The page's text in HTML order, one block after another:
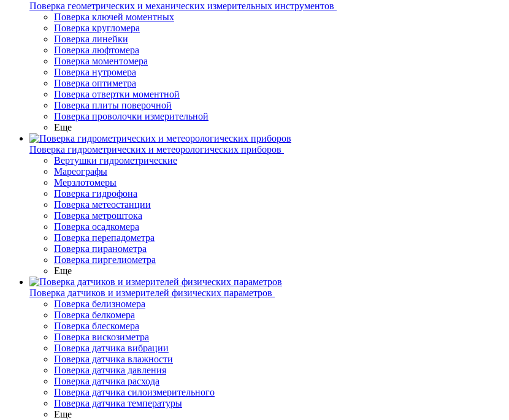
Поверка геометрических и механических измерительных инструментов
Поверка ключей моментных
Поверка кругломера
Поверка линейки
Поверка люфтомера
Поверка моментомера
Поверка нутромера
Поверка оптиметра
Поверка отвертки моментной
Поверка плиты поверочной
Поверка проволочки измерительной
Еще
Поверка гидрометрических и метеорологических приборов
Вертушки гидрометрические
Мареографы
Мерзлотомеры
Поверка гидрофона
Поверка метеостанции
Поверка метроштока
Поверка осадкомера
Поверка перепадометра
Поверка пиранометра
Поверка пиргелиометра
Еще
Поверка датчиков и измерителей физических параметров
Поверка белизномера
Поверка белкомера
Поверка блескомера
Поверка вискозиметра
Поверка датчика вибрации
Поверка датчика влажности
Поверка датчика давления
Поверка датчика расхода
Поверка датчика силоизмерительного
Поверка датчика температуры
Еще